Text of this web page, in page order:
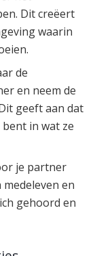
Dit creëert
waarin
de
en neem de
geeft aan dat
in wat ze
je partner
en
gehoord en